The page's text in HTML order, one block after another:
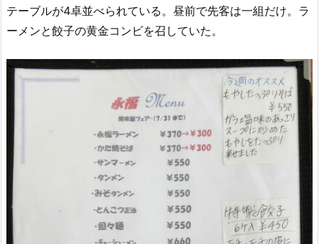
テーブルが4卓並べられている。昼前で先客は一組だけ。ラ
ーメンと餃子の黄金コンビを召していた。